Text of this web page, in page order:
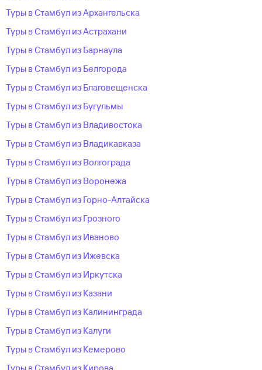
Туры в Стамбул из Архангельска
Туры в Стамбул из Астрахани
Туры в Стамбул из Барнаула
Туры в Стамбул из Белгорода
Туры в Стамбул из Благовещенска
Туры в Стамбул из Бугульмы
Туры в Стамбул из Владивостока
Туры в Стамбул из Владикавказа
Туры в Стамбул из Волгограда
Туры в Стамбул из Воронежа
Туры в Стамбул из Горно-Алтайска
Туры в Стамбул из Грозного
Туры в Стамбул из Иваново
Туры в Стамбул из Ижевска
Туры в Стамбул из Иркутска
Туры в Стамбул из Казани
Туры в Стамбул из Калининграда
Туры в Стамбул из Калуги
Туры в Стамбул из Кемерово